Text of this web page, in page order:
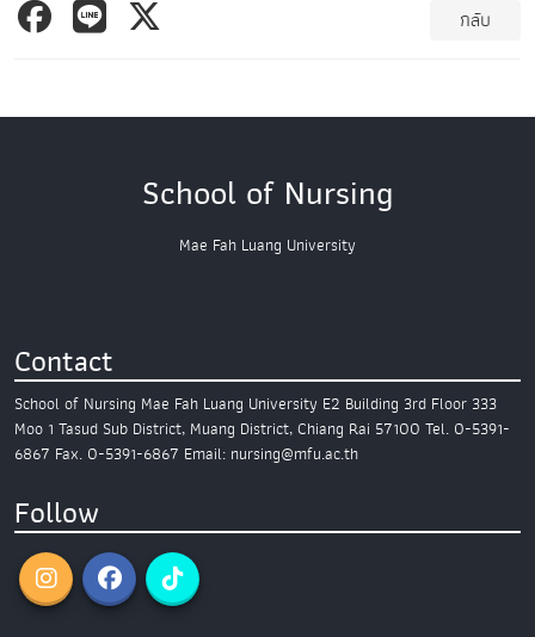
กลับ
School of Nursing
Mae Fah Luang University
Contact
School of Nursing Mae Fah Luang University E2 Building 3rd Floor 333
Moo 1 Tasud Sub District, Muang District, Chiang Rai 57100 Tel. 0-5391-
6867 Fax. 0-5391-6867 Email: nursing@mfu.ac.th
Follow